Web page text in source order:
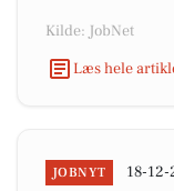
Kilde: JobNet
Læs hele
JOBNYT 18-